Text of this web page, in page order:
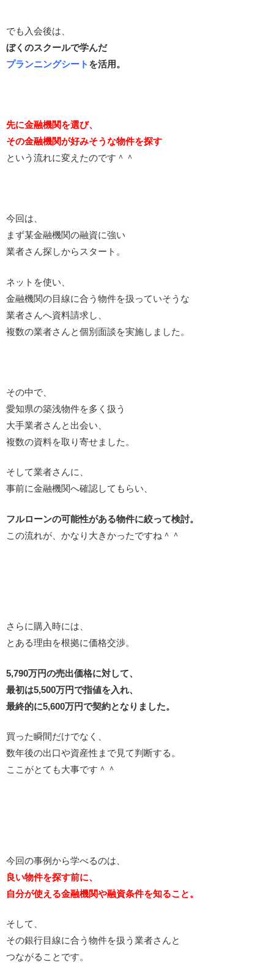
でも入会後は、
ぼくのスクールで学んだ
プランニングシート を活用。
先に金融機関を選び、
その金融機関が好みそうな物件を探す
という流れに変えたのです＾＾
今回は、
まず某金融機関の融資に強い
業者さん探しからスタート。
ネットを使い、
金融機関の目線に合う物件を扱っていそうな
業者さんへ資料請求し、
複数の業者さんと個別面談を実施しました。
その中で、
愛知県の築浅物件を多く扱う
大手業者さんと出会い、
複数の資料を取り寄せました。
そして業者さんに、
事前に金融機関へ確認してもらい、
フルローンの可能性がある物件に絞って検討。
この流れが、かなり大きかったですね＾＾
さらに購入時には、
とある理由を根拠に価格交渉。
5,790万円の売出価格に対して、
最初は5,500万円で指値を入れ、
最終的に5,600万円で契約となりました。
買った瞬間だけでなく、
数年後の出口や資産性まで見て判断する。
ここがとても大事です＾＾
今回の事例から学べるのは、
良い物件を探す前に、
自分が使える金融機関や融資条件を知ること。
そして、
その銀行目線に合う物件を扱う業者さんと
つながることです。